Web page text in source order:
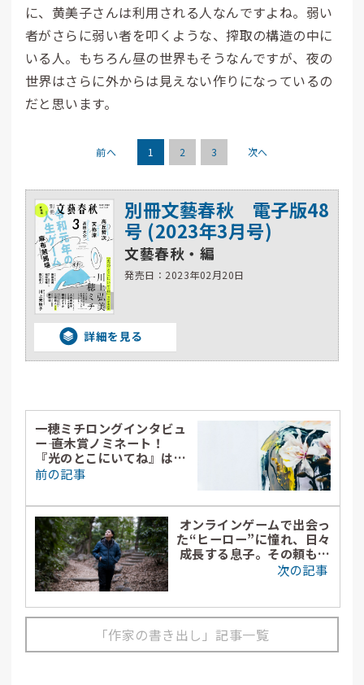
に、黄美子さんは利用される人なんですよね。弱い
者がさらに弱い者を叩くような、搾取の構造の中に
いる人。もちろん昼の世界もそうなんですが、夜の
世界はさらに外からは見えない作りになっているの
だと思います。
前へ 1 2 3 次へ
別冊文藝春秋 電子版48
号 (2023年3月号)
文藝春秋・編
発売日：2023年02月20日
詳細を見る
一穂ミチロングインタビュ
ー―― 直木賞ノミネート！
『光のとこにいてね』はこ
うして生まれた
前の記事
オンラインゲームで出会っ
た“ヒーロー”に憧れ、日々
成長する息子。その頼もし
い背中が、僕にこの物語を
書かせた――冲方丁ロングイン
次の記事
「作家の書き出し」記事一覧